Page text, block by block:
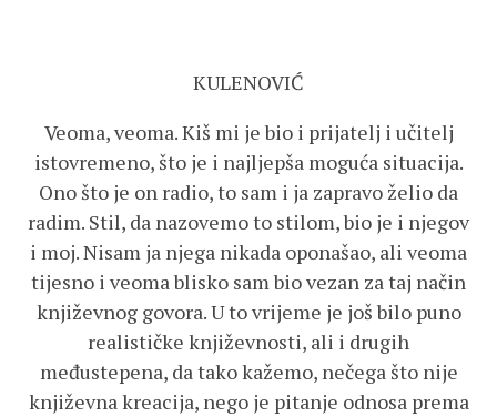
KULENOVIĆ
Veoma, veoma. Kiš mi je bio i prijatelj i učitelj
istovremeno, što je i najljepša moguća situacija.
Ono što je on radio, to sam i ja zapravo želio da
radim. Stil, da nazovemo to stilom, bio je i njegov
i moj. Nisam ja njega nikada oponašao, ali veoma
tijesno i veoma blisko sam bio vezan za taj način
književnog govora. U to vrijeme je još bilo puno
realističke književnosti, ali i drugih
međustepena, da tako kažemo, nečega što nije
književna kreacija, nego je pitanje odnosa prema